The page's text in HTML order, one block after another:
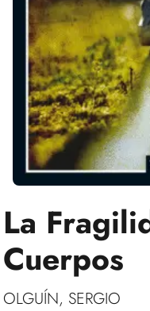
La
Cuerpos
OLGUÍN, SERGIO